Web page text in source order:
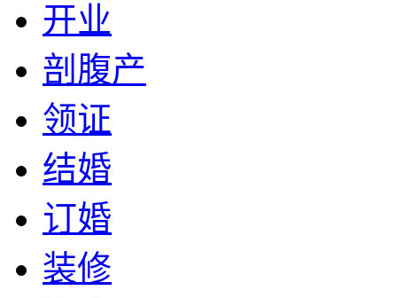
开业
剖腹产
领证
结婚
订婚
装修